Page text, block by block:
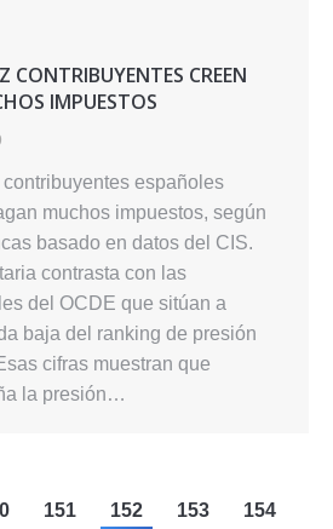
CONTRIBUYENTES CREEN
IMPUESTOS
españoles
muchos impuestos, según
basado en datos del CIS.
contrasta con las
del OCDE que sitúan a
baja del ranking de presión
cifras muestran que
la presión…
151 152 153 154